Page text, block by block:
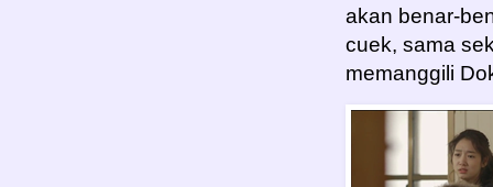
akan benar-
cuek, sama
memanggili